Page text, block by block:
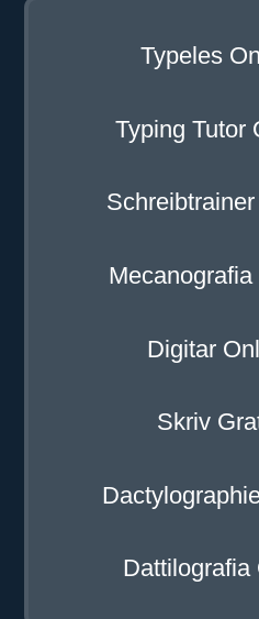
Typeles
Typing Tutor
Digitar
Skriv
Dattilografia